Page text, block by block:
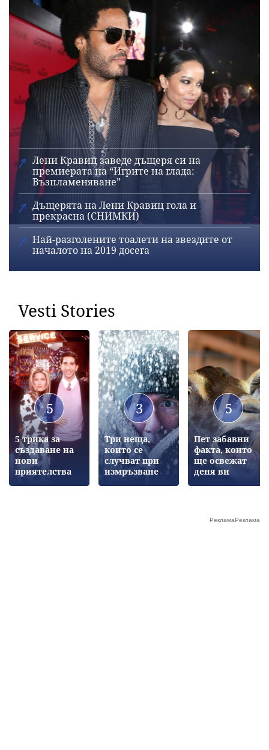
Лени Кравиц заведе дъщеря си на
премиерата на “Игрите на глада:
Възпламеняване”
Дъщерята на Лени Кравиц гола и
прекрасна (СНИМКИ)
Най-разголените тоалети на звездите от
началото на 2019 досега
Vesti Stories
5
5 трика за
създаване на
нови
приятелства
3
Три неща,
които се
случват при
измръзване
5
Пет забавни
факта, които
ще освежат
деня ви